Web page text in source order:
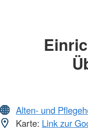
Alten- und
Karte: Link zur